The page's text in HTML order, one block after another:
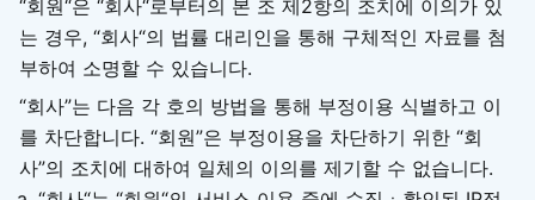
“회원“은 “회사“로부터의 본 조 제2항의 조치에 이의가 있
는 경우, “회사“의 법률 대리인을 통해 구체적인 자료를 첨
부하여 소명할 수 있습니다.
“회사”는 다음 각 호의 방법을 통해 부정이용 식별하고 이
를 차단합니다. “회원”은 부정이용을 차단하기 위한 “회
사”의 조치에 대하여 일체의 이의를 제기할 수 없습니다.